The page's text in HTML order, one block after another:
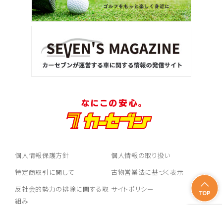
個人情報保護方針
個人情報の取り扱い
特定商取引に関して
古物営業法に基づく表示
反社会的勢力の排除に関する取
組み
サイトポリシー